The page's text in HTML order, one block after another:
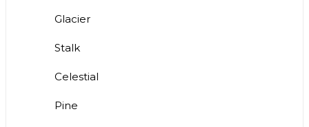
Glacier
Stalk
Celestial
Pine